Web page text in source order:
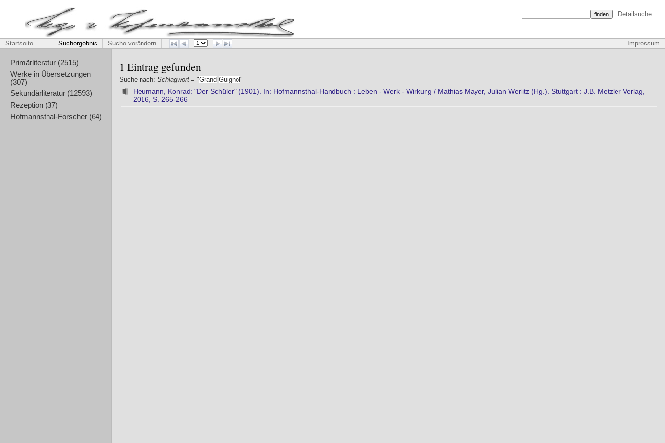
Detailsuche
Impressum
Startseite Suchergebnis Suche verändern
Primärliteratur (2515)
Werke in Übersetzungen
(307)
Sekundärliteratur (12593)
Rezeption (37)
Hofmannsthal-Forscher (64)
1 Eintrag gefunden
Suche nach: Schlagwort = "Grand Guignol "
Heumann, Konrad: "Der Schüler" (1901). In: Hofmannsthal-Handbuch : Leben - Werk - Wirkung / Mathias Mayer, Julian Werlitz (Hg.). Stuttgart : J.B. Metzler Verlag,
2016, S. 265-266